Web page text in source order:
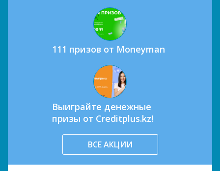
111 призов от Moneyman
Выиграйте денежные
призы от Creditplus.kz!
ВСЕ АКЦИИ